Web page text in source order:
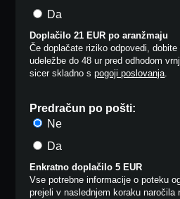
Da
Doplačilo 21 EUR po aranžmaju
Če doplačate riziko odpovedi,
udeležbe do 48 ur pred odhodom
sicer skladno spogoji poslovanja.
Predračun po pošti:
Ne
Da
Enkratno doplačilo 5 EUR
Vse potrebne informacije o poteku
prejeli v naslednjem koraku naročila